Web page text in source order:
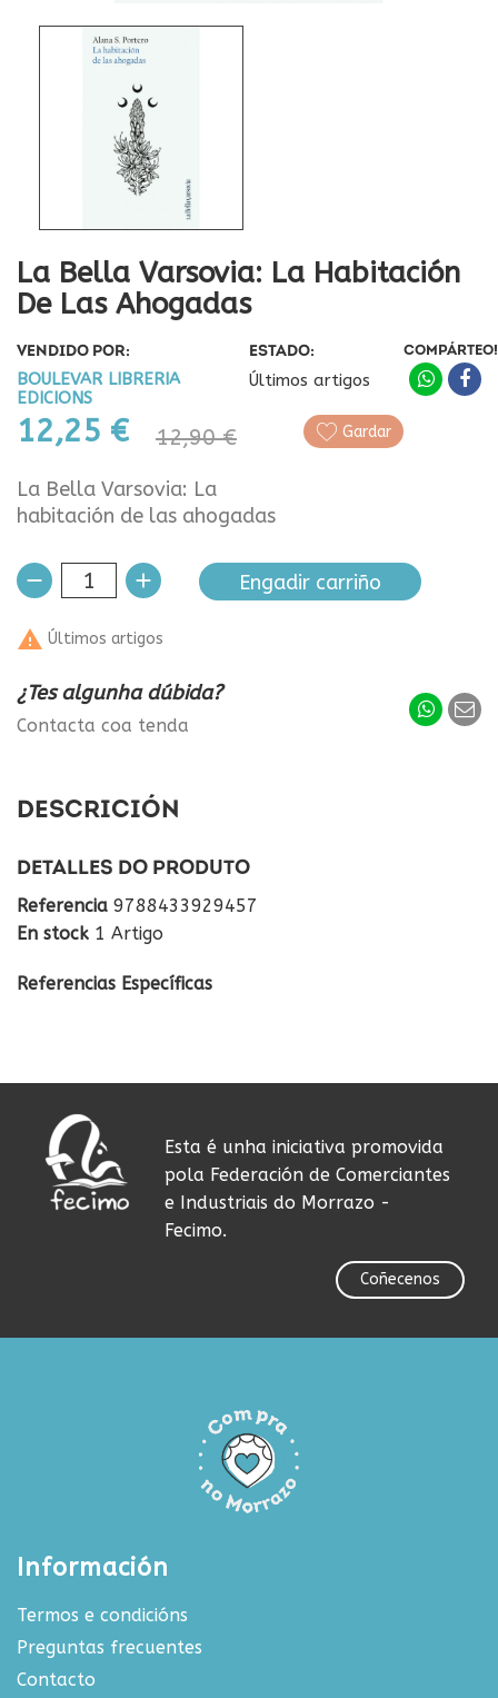
La Bella Varsovia: La Habitación
De Las Ahogadas
VENDIDO POR:
BOULEVAR LIBRERIA
EDICIONS
ESTADO:
Últimos artigos
12,25 € 12,90 €
COMPÁRTEO!
Gardar
La Bella Varsovia: La
habitación de las ahogadas
Engadir carriño
 Últimos artigos
¿Tes algunha dúbida?
Contacta coa tenda
DESCRICIÓN
DETALLES DO PRODUTO
Referencia 9788433929457
En stock 1 Artigo
Referencias Específicas
Esta é unha iniciativa promovida
pola Federación de Comerciantes
e Industriais do Morrazo -
Fecimo.
Coñecenos
Información
Termos e condicións
Preguntas frecuentes
Contacto